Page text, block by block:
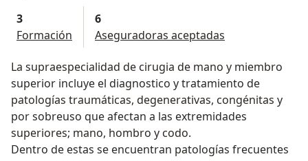
3
Formación
6
Aseguradoras aceptadas
La supraespecialidad de cirugia de mano y miembro
superior incluye el diagnostico y tratamiento de
patologías traumáticas, degenerativas, congénitas y
por sobreuso que afectan a las extremidades
superiores; mano, hombro y codo.
Dentro de estas se encuentran patologías frecuentes